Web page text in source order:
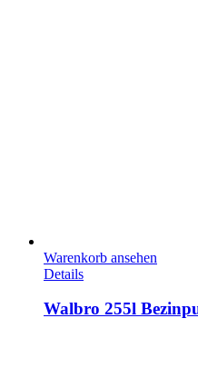
Warenkorb ansehen
Details
Walbro 255l